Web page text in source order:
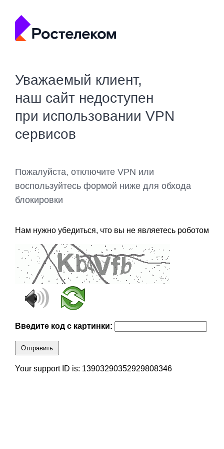
Уважаемый клиент,
наш сайт недоступен
при использовании VPN
сервисов
Пожалуйста, отключите VPN или
воспользуйтесь формой ниже для обхода
блокировки
Нам нужно убедиться, что вы не являетесь роботом
Введите код с картинки:
Отправить
Your support ID is: 13903290352929808346